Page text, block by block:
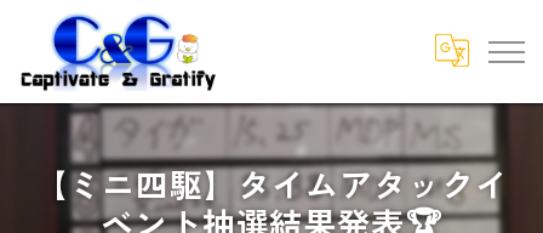
【ミニ四駆】タイムアタックイ
ベント抽選結果発表🏆